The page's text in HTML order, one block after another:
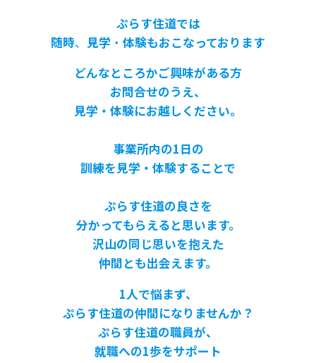
ぷらす住道では
随時、 見学 ・ 体験もおこなっております
どんなところかご興味がある方
お問合せのうえ、
見学・体験にお越しください。
事業所内の1日の
訓練を見学・体験することで
ぷらす住道の良さを
分かってもらえると思います。
沢山の同じ思いを抱えた
仲間とも出会えます。
1人で悩まず、
ぷらす住道の仲間になりませんか？
ぷらす住道の職員が、
就職への1歩をサポート